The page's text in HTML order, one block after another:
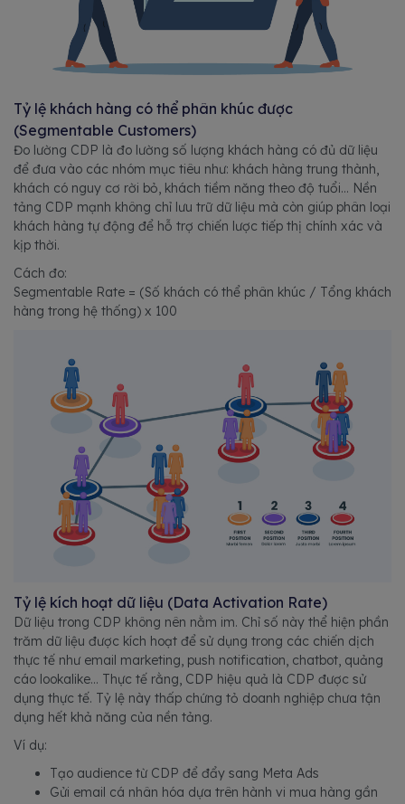
Tỷ lệ khách hàng có thể phân khúc được
(Segmentable Customers)
Đo lường CDP là đo lường số lượng khách hàng có đủ dữ liệu
để đưa vào các nhóm mục tiêu như: khách hàng trung thành,
khách có nguy cơ rời bỏ, khách tiềm năng theo độ tuổi… Nền
tảng CDP mạnh không chỉ lưu trữ dữ liệu mà còn giúp phân loại
khách hàng tự động để hỗ trợ chiến lược tiếp thị chính xác và
kịp thời.
Cách đo:
Segmentable Rate = (Số khách có thể phân khúc / Tổng khách
hàng trong hệ thống) x 100
Tỷ lệ kích hoạt dữ liệu (Data Activation Rate)
Dữ liệu trong CDP không nên nằm im. Chỉ số này thể hiện phần
trăm dữ liệu được kích hoạt để sử dụng trong các chiến dịch
thực tế như email marketing, push notification, chatbot, quảng
cáo lookalike... Thực tế rằng, CDP hiệu quả là CDP được sử
dụng thực tế. Tỷ lệ này thấp chứng tỏ doanh nghiệp chưa tận
dụng hết khả năng của nền tảng.
Ví dụ:
Tạo audience từ CDP để đẩy sang Meta Ads
Gửi email cá nhân hóa dựa trên hành vi mua hàng gần